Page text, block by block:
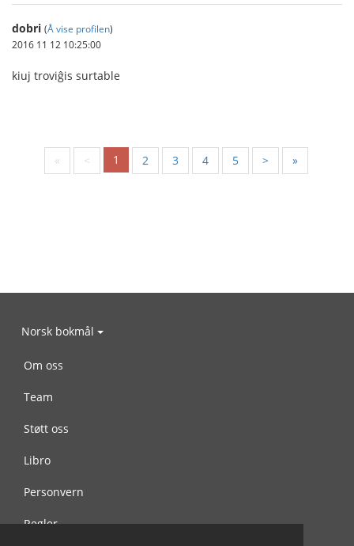
dobri (Å vise profilen)
2016 11 12 10:25:00
kiuj troviĝis surtable
« < 1 2 3 4 5 > »
Norsk bokmål
Om oss
Team
Støtt oss
Libro
Personvern
Regler